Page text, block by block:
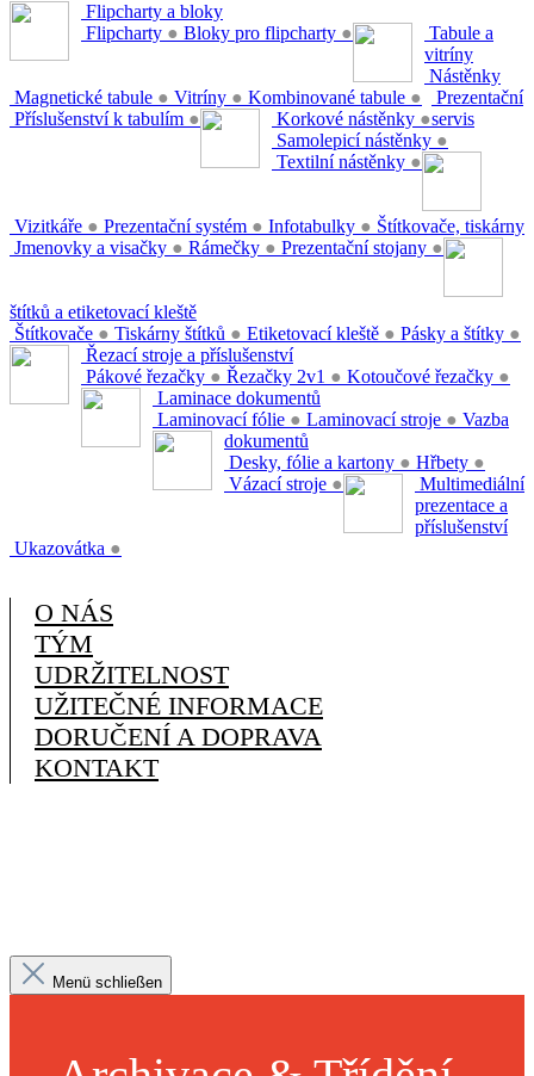
Flipcharty a bloky
Flipcharty ● Bloky pro flipcharty ●
Tabule a
vitríny
Magnetické tabule ● Vitríny ● Kombinované tabule ●
Příslušenství k tabulím ●
Nástěnky
Korkové nástěnky ●
Samolepicí nástěnky ●
Textilní nástěnky ●
Prezentační
servis
Vizitkáře ● Prezentační systém ● Infotabulky ●
Jmenovky a visačky ● Rámečky ● Prezentační stojany ●
Štítkovače, tiskárny
štítků a etiketovací kleště
Štítkovače ● Tiskárny štítků ● Etiketovací kleště ● Pásky a štítky ●
Řezací stroje a příslušenství
Pákové řezačky ● Řezačky 2v1 ● Kotoučové řezačky ●
Laminace dokumentů
Laminovací fólie ● Laminovací stroje ● Vazba
dokumentů
Desky, fólie a kartony ● Hřbety ●
Vázací stroje ●
Multimediální
prezentace a
příslušenství
Ukazovátka ●
O NÁS
TÝM
UDRŽITELNOST
UŽITEČNÉ INFORMACE
DORUČENÍ A DOPRAVA
KONTAKT
Menü schließen